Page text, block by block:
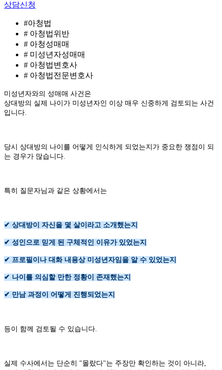
상담신청
#아청법
# 아청법위반
# 아청성매매
# 미성년자성매매
# 아청법변호사
# 아청법전문변호사
미성년자와의 성매매 사건은
상대방의 실제 나이가 미성년자인 이상 매우 신중하게 검토되는 사건
입니다.
당시 상대방의 나이를 어떻게 인식하게 되었는지가 중요한 쟁점이 되
는 경우가 많습니다.
특히 질문자님과 같은 상황에서는
✔ 상대방이 자신을 몇 살이라고 소개했는지
✔ 성인으로 믿게 된 구체적인 이유가 있었는지
✔ 프로필이나 대화 내용상 미성년자임을 알 수 있었는지
✔ 나이를 의심할 만한 정황이 존재했는지
✔ 만남 과정이 어떻게 진행되었는지
등이 함께 검토될 수 있습니다.
실제 수사에서는 단순히 "몰랐다"는 주장만 확인하는 것이 아니라,